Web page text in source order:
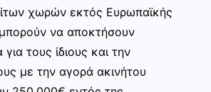
χωρών εκτός Ευρωπαϊκής
να αποκτήσουν
για τους ίδιους και την
με την αγορά ακινήτου